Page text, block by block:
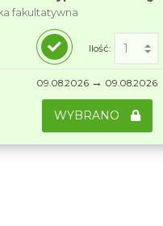
fakultatywna
Ilość:
09.08.2026 → 09.08.2026
WYBRANO